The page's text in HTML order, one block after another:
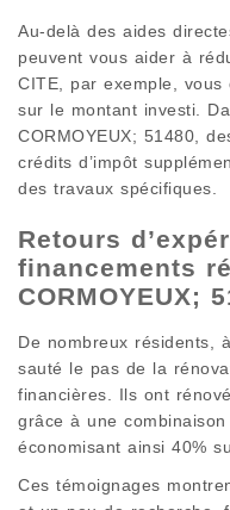
Au-delà des aides
peuvent vous aider à
CITE, par exemple, vous
sur le montant investi.
CORMOYEUX; 51480,
crédits d’impôt
des travaux spécifiques.
Retours
financements
CORMOYEUX;
De nombreux résidents,
sauté le pas de la
financières. Ils ont
grâce à une combinaison
économisant ainsi 40%
Ces témoignages